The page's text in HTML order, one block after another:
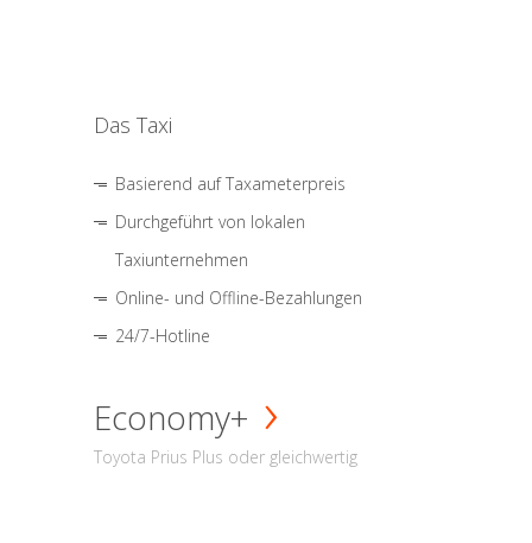
Das Taxi
Basierend auf Taxameterpreis
Durchgeführt von lokalen
Taxiunternehmen
Online- und Offline-Bezahlungen
24/7-Hotline
Economy+
Toyota Prius Plus oder gleichwertig